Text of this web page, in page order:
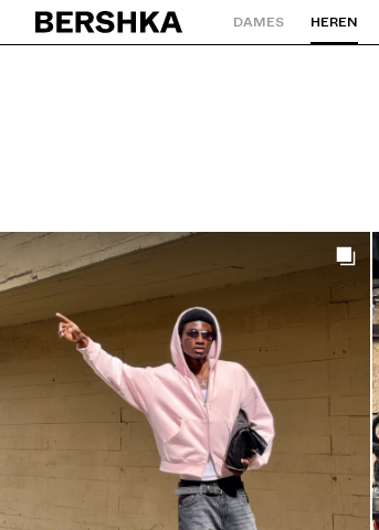
Terug naar de homepage DAMES HEREN